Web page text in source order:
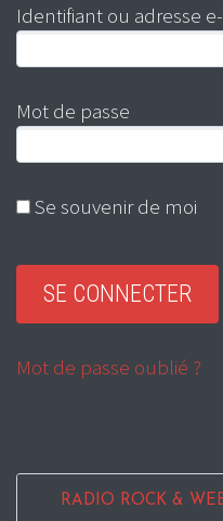
Identifiant ou adresse
Mot de passe
Se souvenir de moi
Mot de passe oublié ?
RADIO ROCK &